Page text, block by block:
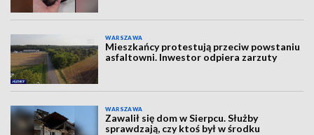
WARSZAWA
Mieszkańcy protestują przeciw powstaniu
asfaltowni. Inwestor odpiera zarzuty
WARSZAWA
Zawalił się dom w Sierpcu. Służby
sprawdzają, czy ktoś był w środku